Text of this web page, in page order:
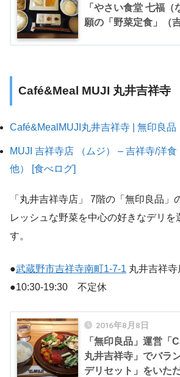
「やさい食堂 七福
願の「野菜定食」（
Café&Meal MUJI 丸井吉祥寺
Café&MealMUJI丸井吉祥寺 | 無印良品
MUJI 吉祥寺店 （ムジ） – 吉祥寺/洋
他） [食べログ]
「丸井吉祥寺店」 7階の「無印良品」
レッシュな野菜を中心の好きなデリを
す。
●武蔵野市吉祥寺南町1-7-1 丸井吉祥寺
●10:30-19:30 不定休
2016年8月8日
「無印良品」運営「
丸井吉祥寺」でバラ
デリセット」をいた